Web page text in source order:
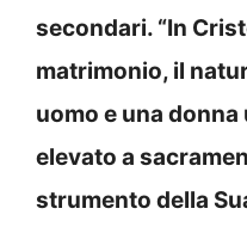
secondari. “In
matrimonio, il
uomo e una
elevato a
strumento della